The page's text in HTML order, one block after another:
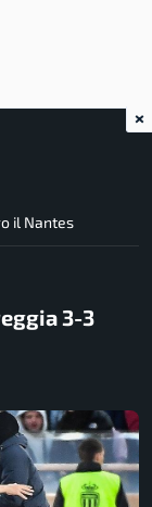
il Nantes
3-3
×